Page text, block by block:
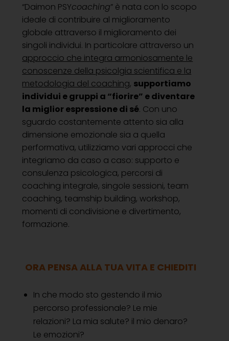
“Daimon PSYcoaching” è nata con lo scopo
ideale di contribuire al miglioramento
globale attraverso il miglioramento dei
singoli individui. In particolare attraverso un
approccio che integra armoniosamente le
conoscenze della psicolgia scientifica e la
metodologia del coaching, supportiamo
individui e gruppi a “fiorire” e diventare
la miglior espressione di sé. Con uno
sguardo costantemente attento sia alla
dimensione emozionale sia a quella
performativa, utilizziamo vari approcci che
integriamo da caso a caso: supporto e
consulenza psicologica, percorsi di
coaching integrale, singole sessioni, team
coaching, teamship building, workshop,
momenti di condivisione e divertimento,
formazione.
ORA PENSA ALLA TUA VITA E CHIEDITI
In che modo sto gestendo il mio
percorso professionale? Le mie
relazioni? La mia salute? il mio denaro?
Le emozioni?